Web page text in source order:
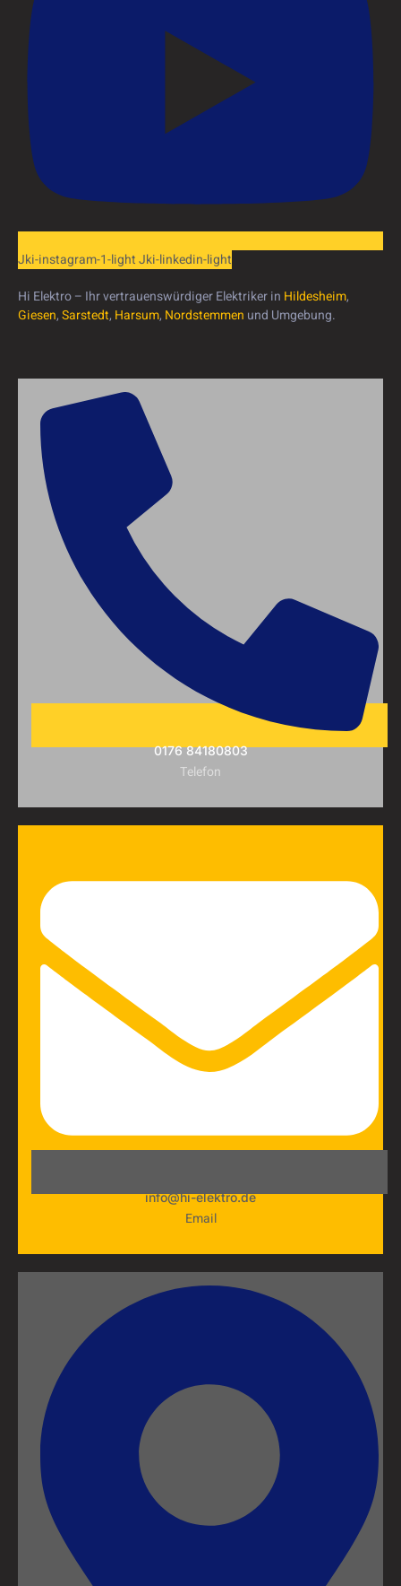
Jki-instagram-1-lightJki-linkedin-light
Hi Elektro – Ihr vertrauenswürdiger Elektriker in Hildesheim,
Giesen,Sarstedt, Harsum, Nordstemmen und Umgebung.
0176 84180803
Telefon
info@hi-elektro.de
Email